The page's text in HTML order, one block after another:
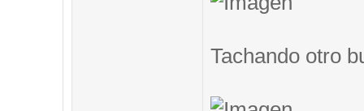
Tachando otro